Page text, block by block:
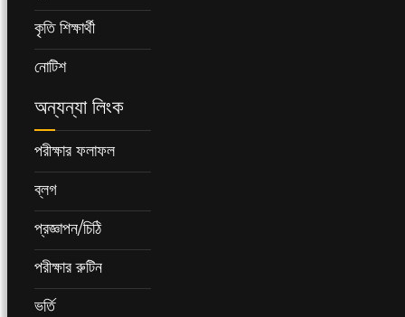
কৃতি শিক্ষার্থী
নোটিশ
অন্যন্যা লিংক
পরীক্ষার ফলাফল
ব্লগ
প্রজ্ঞাপন/চিঠি
পরীক্ষার রুটিন
ভর্তি